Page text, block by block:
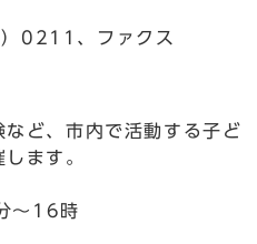
0211、ファクス
ど、市内で活動する子ど
ます。
～16時